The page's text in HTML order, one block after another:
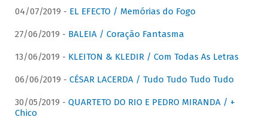
04/07/2019 - EL EFECTO / Memórias do Fogo
27/06/2019 - BALEIA / Coração Fantasma
13/06/2019 - KLEITON & KLEDIR / Com Todas As Letras
06/06/2019 - CÉSAR LACERDA / Tudo Tudo Tudo Tudo
30/05/2019 - QUARTETO DO RIO E PEDRO MIRANDA / +
Chico